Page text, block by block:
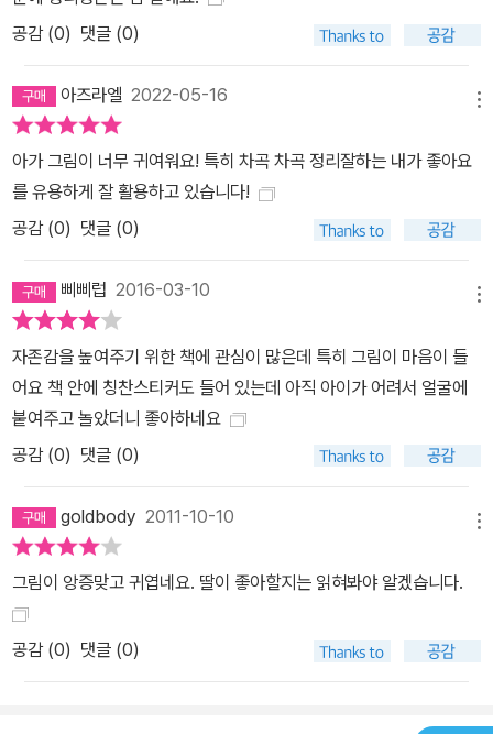
공감 (0) 댓글 (0)
아즈라엘 2022-05-16
아가 그림이 너무 귀여워요! 특히 차곡 차곡 정리잘하는 내가 좋아요
를 유용하게 잘 활용하고 있습니다!
공감 (0) 댓글 (0)
삐삐럽 2016-03-10
자존감을 높여주기 위한 책에 관심이 많은데 특히 그림이 마음이 들
어요 책 안에 칭찬스티커도 들어 있는데 아직 아이가 어려서 얼굴에
붙여주고 놀았더니 좋아하네요
공감 (0) 댓글 (0)
goldbody 2011-10-10
그림이 앙증맞고 귀엽네요. 딸이 좋아할지는 읽혀봐야 알겠습니다.
공감 (0) 댓글 (0)